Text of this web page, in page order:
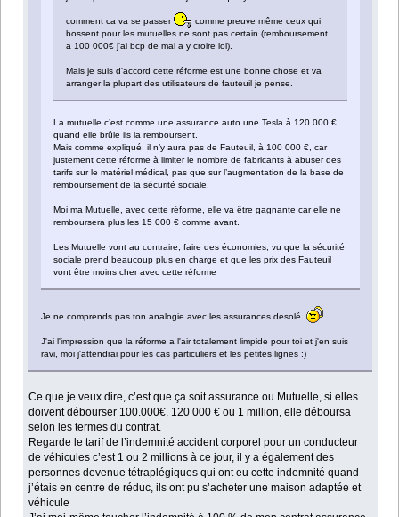
comment ca va se passer
comme preuve même ceux qui
bossent pour les mutuelles ne sont pas certain (remboursement
a 100 000€ j'ai bcp de mal a y croire lol).
Mais je suis d'accord cette réforme est une bonne chose et va
arranger la plupart des utilisateurs de fauteuil je pense.
La mutuelle c’est comme une assurance auto une Tesla à 120 000 €
quand elle brûle ils la remboursent.
Mais comme expliqué, il n’y aura pas de Fauteuil, à 100 000 €, car
justement cette réforme à limiter le nombre de fabricants à abuser des
tarifs sur le matériel médical, pas que sur l’augmentation de la base de
remboursement de la sécurité sociale.
Moi ma Mutuelle, avec cette réforme, elle va être gagnante car elle ne
remboursera plus les 15 000 € comme avant.
Les Mutuelle vont au contraire, faire des économies, vu que la sécurité
sociale prend beaucoup plus en charge et que les prix des Fauteuil
vont être moins cher avec cette réforme
Je ne comprends pas ton analogie avec les assurances desolé
J'ai l'impression que la réforme a l'air totalement limpide pour toi et j'en suis
ravi, moi j'attendrai pour les cas particuliers et les petites lignes :)
Ce que je veux dire, c’est que ça soit assurance ou Mutuelle, si elles
doivent débourser 100.000€, 120 000 € ou 1 million, elle déboursa
selon les termes du contrat.
Regarde le tarif de l’indemnité accident corporel pour un conducteur
de véhicules c’est 1 ou 2 millions à ce jour, il y a également des
personnes devenue tétraplégiques qui ont eu cette indemnité quand
j’étais en centre de réduc, ils ont pu s’acheter une maison adaptée et
véhicule